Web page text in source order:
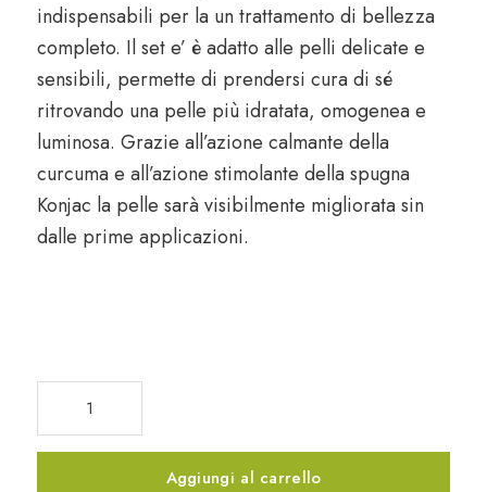
indispensabili per la un trattamento di bellezza
completo. Il set e’ è adatto alle pelli delicate e
sensibili, permette di prendersi cura di sé
ritrovando una pelle più idratata, omogenea e
luminosa. Grazie all’azione calmante della
curcuma e all’azione stimolante della spugna
Konjac la pelle sarà visibilmente migliorata sin
dalle prime applicazioni.
Aggiungi al carrello